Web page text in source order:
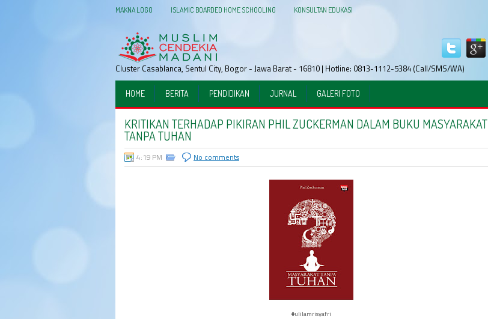
MAKNA LOGO ISLAMIC BOARDED HOME SCHOOLING KONSULTAN EDUKASI
Cluster Casablanca, Sentul City, Bogor - Jawa Barat - 16810 | Hotline: 0813-1112-5384 (Call/SMS/WA)
HOME BERITA PENDIDIKAN JURNAL GALERI FOTO
KRITIKAN TERHADAP PIKIRAN PHIL ZUCKERMAN DALAM BUKU MASYARAKAT
TANPA TUHAN
4:19 PM No comments
#ulilamrisyafri